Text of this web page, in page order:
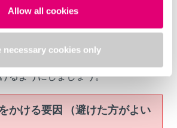
Allow all cookies
necessary cookies only
ためにとても大切です。まずは毎日
に乗ることから始めてみましょう。
の負担を軽減するか
るようにしましょう。
かける要因 （避けた方がよい